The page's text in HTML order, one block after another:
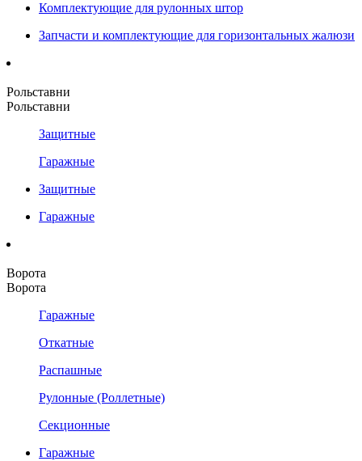
Комплектующие для рулонных штор
Запчасти и комплектующие для горизонтальных жалюзи
Рольставни
Рольставни
Защитные
Гаражные
Защитные
Гаражные
Ворота
Ворота
Гаражные
Откатные
Распашные
Рулонные (Роллетные)
Секционные
Гаражные